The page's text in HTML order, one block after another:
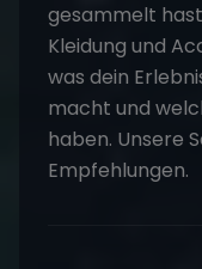
gesammelt
Kleidung und
was dein
macht und
haben. Unsere
Empfehlungen.